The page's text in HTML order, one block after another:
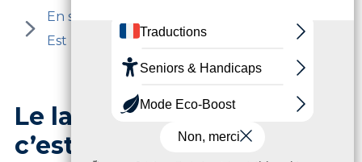
En savoir plus sur la Station Nautique Paris
Est Marne & Bois, ses acteurs et ses offres
Le label Station Nautique,
c’est quoi ?